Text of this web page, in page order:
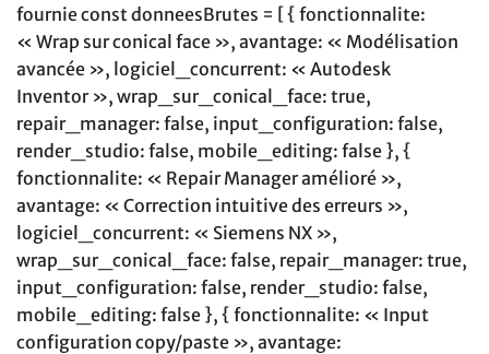
fournie const donneesBrutes = [ { fonctionnalite:
« Wrap sur conical face », avantage: « Modélisation
avancée », logiciel_concurrent: « Autodesk
Inventor », wrap_sur_conical_face: true,
repair_manager: false, input_configuration: false,
render_studio: false, mobile_editing: false }, {
fonctionnalite: « Repair Manager amélioré »,
avantage: « Correction intuitive des erreurs »,
logiciel_concurrent: « Siemens NX »,
wrap_sur_conical_face: false, repair_manager: true,
input_configuration: false, render_studio: false,
mobile_editing: false }, { fonctionnalite: « Input
configuration copy/paste », avantage: